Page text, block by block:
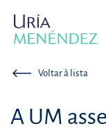
Voltar à lista
A UM